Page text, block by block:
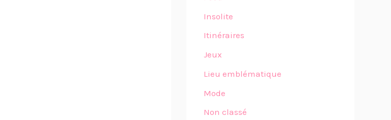
Insolite
Itinéraires
Jeux
Lieu emblématique
Mode
Non classé